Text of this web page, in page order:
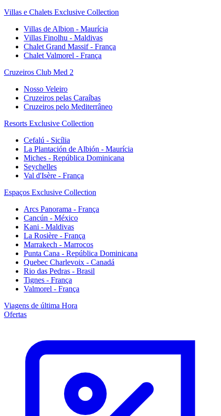
Villas e Chalets Exclusive Collection
Villas de Albion - Maurícia
Villas Finolhu - Maldivas
Chalet Grand Massif - França
Chalet Valmorel - França
Cruzeiros Club Med 2
Nosso Veleiro
Cruzeiros pelas Caraíbas
Cruzeiros pelo Mediterrâneo
Resorts Exclusive Collection
Cefalú - Sicília
La Plantación de Albión - Maurícia
Miches - República Dominicana
Seychelles
Val d'Isère - França
Espaços Exclusive Collection
Arcs Panorama - França
Cancún - México
Kani - Maldivas
La Rosière - França
Marrakech - Marrocos
Punta Cana - República Dominicana
Quebec Charlevoix - Canadá
Rio das Pedras - Brasil
Tignes - França
Valmorel - França
Viagens de última Hora
Ofertas